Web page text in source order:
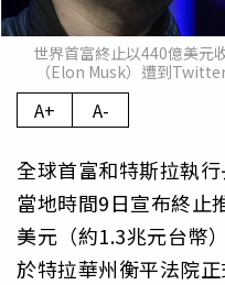
世界首富終止以440億美元
（Elon Musk）遭到
A+ A-
全球首富和特斯拉執
當地時間9日宣布終
美元（約1.3兆元台幣
於特拉華州衡平法院